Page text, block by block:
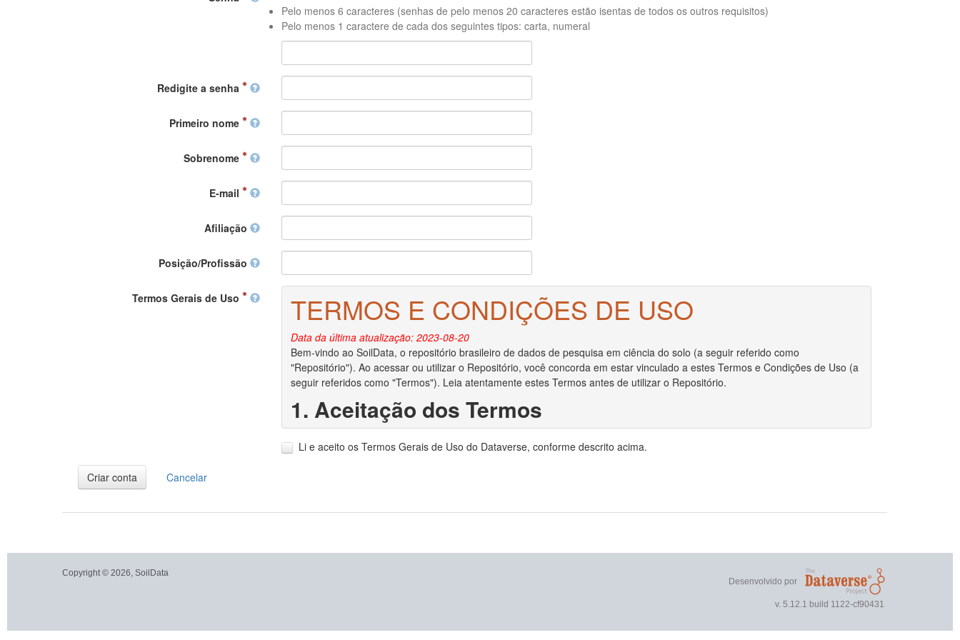
Pelo menos 6 caracteres (senhas de pelo menos 20 caracteres estão isentas de todos os outros requisitos)
Pelo menos 1 caractere de cada dos seguintes tipos: carta, numeral
Redigite a senha
Primeiro nome
Sobrenome
E-mail
Afiliação
Posição/Profissão
Termos Gerais de Uso TERMOS E CONDIÇÕES DE USO
Data da última atualização: 2023-08-20
Bem-vindo ao SoilData, o repositório brasileiro de dados de pesquisa em ciência do solo (a seguir referido como
"Repositório"). Ao acessar ou utilizar o Repositório, você concorda em estar vinculado a estes Termos e Condições de Uso (a
seguir referidos como "Termos"). Leia atentamente estes Termos antes de utilizar o Repositório.
1. Aceitação dos Termos
1.2. Você declara ser o criador/autor dos dados ou ter obtido permissão do criador/autor para depositar qualquer conjunto de
conjunto de dados e você for o proprietário dos direitos autorais, ao aceitar estes Termos, você ainda mantém os direitos
2.2. Se os direitos autorais forem aplicáveis e você não for o proprietário dos direitos autorais, você declara que o proprietário
2.3. Ao depositar dados no Repositório, você concede ao MapBiomas o direito não exclusivo de reproduzir, traduzir e
Li e aceito os Termos Gerais de Uso do Dataverse, conforme descrito acima.
Criar conta Cancelar
Copyright © 2026, SoilData
Desenvolvido por
v. 5.12.1 build 1122-cf90431